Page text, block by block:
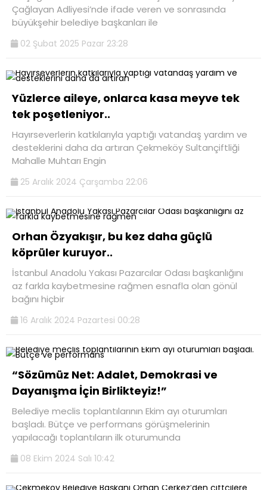
Çağlayan Adliyesi’nde ifade veren ve sonrasında
büyükşehir belediye başkanları ile
02 Şubat 2025 Pazar 23:28
Yüzlerce aileye, onlarca kasa meyve tek
tek poşetleniyor..
Hayırseverlerin katkılarıyla yaptığı vatandaş yardım ve
desteklerini daha da artıran Çekmeköy Sultançiftliği
Mahalle Muhtarı Engin
25 Aralık 2024 Çarşamba 22:06
Orhan Özyakışır, bu kez daha güçlü
köprüler kuruyor..
İstanbul Anadolu Yakası Pazarcılar Odası başkanlığını
az farkla kaybetmesine rağmen esnafla olan gönül
bağını hiçbir
16 Aralık 2024 Pazartesi 00:28
“Sözümüz Net: Adalet, Demokrasi ve
Dayanışma İçin Birlikteyiz!”
Belediye meclis toplantılarının Ekim ayı oturumları
başladı. Bütçe ve performans görüşmelerinin
yapılacağı toplantıların ilk oturumunda
08 Ekim 2024 Salı 10:42